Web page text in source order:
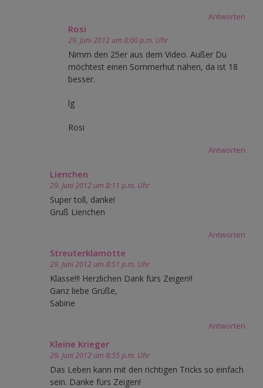
Antworten
Rosi
29. Juni 2012 um 8:00 p.m. Uhr
Nimm den 25er aus dem Video. Außer Du
möchtest einen Sommerhut nähen, da ist 18
besser.
lg
Rosi
Antworten
Lienchen
29. Juni 2012 um 8:11 p.m. Uhr
Super toll, danke!
Gruß Lienchen
Antworten
Streuterklamotte
29. Juni 2012 um 8:51 p.m. Uhr
Klasse!!! Herzlichen Dank fürs Zeigen!!
Ganz liebe Grüße,
Sabine
Antworten
Kleine Krieger
29. Juni 2012 um 8:55 p.m. Uhr
Das Leben kann mit den richtigen Tricks so einfach
sein. Danke fürs Zeigen!